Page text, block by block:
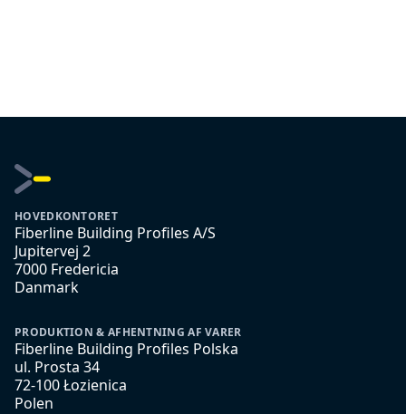
HOVEDKONTORET
Fiberline Building Profiles A/S
Jupitervej 2
7000 Fredericia
Danmark
PRODUKTION & AFHENTNING AF VARER
Fiberline Building Profiles Polska
ul. Prosta 34
72-100 Łozienica
Polen